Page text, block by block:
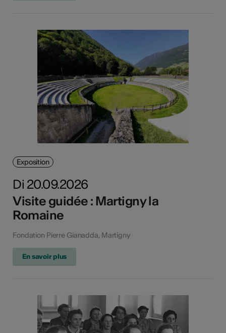
Exposition
Di 20.09.2026
Visite guidée : Martigny la
Romaine
Fondation Pierre Gianadda, Martigny
En savoir plus